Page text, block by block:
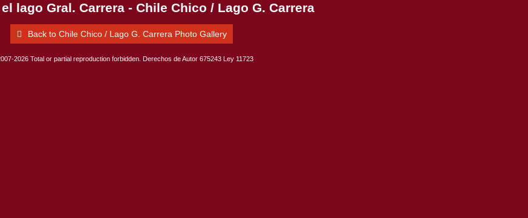
lago Gral. Carrera - Chile Chico / Lago G. Carrera
Back to Chile Chico / Lago G. Carrera Photo Gallery
2026 Total or partial reproduction forbidden. Derechos de Autor 675243 Ley 11723